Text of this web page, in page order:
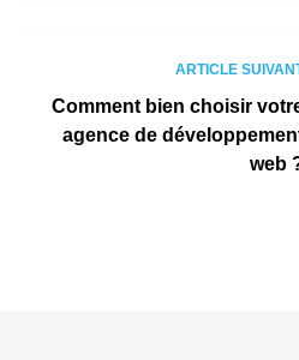
ARTICLE
Comment bien choisir
agence de
web